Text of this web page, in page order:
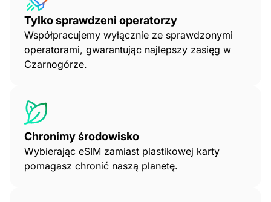
Tylko sprawdzeni operatorzy
Współpracujemy wyłącznie ze sprawdzonymi
operatorami, gwarantując najlepszy zasięg w
Czarnogórze.
Chronimy środowisko
Wybierając eSIM zamiast plastikowej karty
pomagasz chronić naszą planetę.